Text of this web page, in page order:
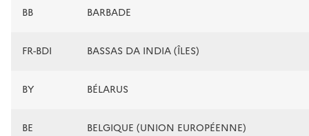
BB BARBADE
FR-BDI BASSAS DA INDIA (ÎLES)
BY BÉLARUS
BE BELGIQUE (UNION EUROPÉENNE)